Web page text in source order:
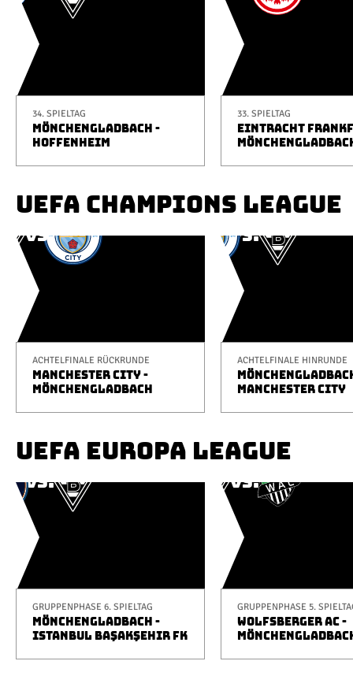
34. SPIELTAG
MÖNCHENGLADBACH -
HOFFENHEIM
33. SPIELTAG
EINTRACHT
UEFA CHAMPIONS LEAGUE
ACHTELFINALE RÜCKRUNDE
MANCHESTER CITY -
MÖNCHENGLADBACH
ACHTELFINALE HINRUNDE
MANCHESTER CITY
UEFA EUROPA LEAGUE
GRUPPENPHASE 6. SPIELTAG
MÖNCHENGLADBACH -
ISTANBUL BAŞAKŞEHIR FK
GRUPPENPHASE 5.
WOLFSBERGER AC -